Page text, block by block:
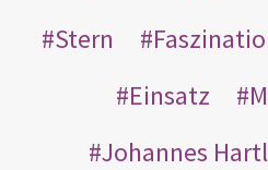
Stern
Einsatz
Johannes Hartl